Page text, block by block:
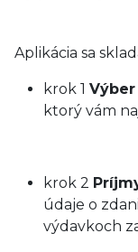
Aplikácia sa
krok 1
ktorý vám
krok 2
údaje o
výdavkoch